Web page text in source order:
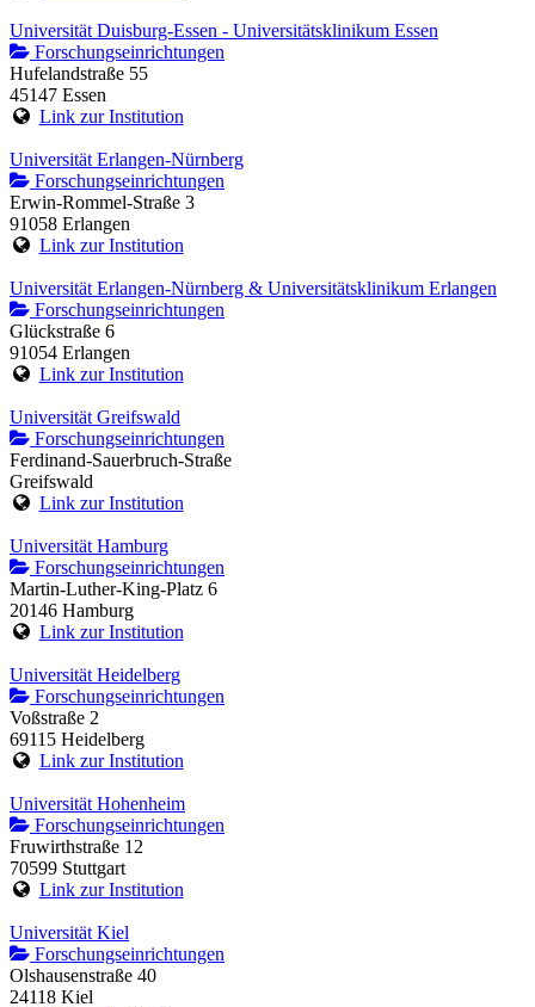
Universität Duisburg-Essen - Universitätsklinikum Essen
Forschungseinrichtungen
Hufelandstraße 55
45147 Essen
Link zur Institution
Universität Erlangen-Nürnberg
Forschungseinrichtungen
Erwin-Rommel-Straße 3
91058 Erlangen
Link zur Institution
Universität Erlangen-Nürnberg & Universitätsklinikum Erlangen
Forschungseinrichtungen
Glückstraße 6
91054 Erlangen
Link zur Institution
Universität Greifswald
Forschungseinrichtungen
Ferdinand-Sauerbruch-Straße
Greifswald
Link zur Institution
Universität Hamburg
Forschungseinrichtungen
Martin-Luther-King-Platz 6
20146 Hamburg
Link zur Institution
Universität Heidelberg
Forschungseinrichtungen
Voßstraße 2
69115 Heidelberg
Link zur Institution
Universität Hohenheim
Forschungseinrichtungen
Fruwirthstraße 12
70599 Stuttgart
Link zur Institution
Universität Kiel
Forschungseinrichtungen
Olshausenstraße 40
24118 Kiel